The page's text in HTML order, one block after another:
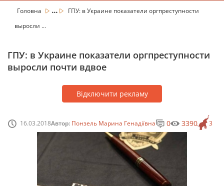
Головна ...
ГПУ: в Украине показатели оргпреступности
выросли ...
ГПУ: в Украине показатели оргпреступности
выросли почти вдвое
Відключити рекламу
16.03.2018Автор: Понзель Марина Генадіївна 3
0 3390